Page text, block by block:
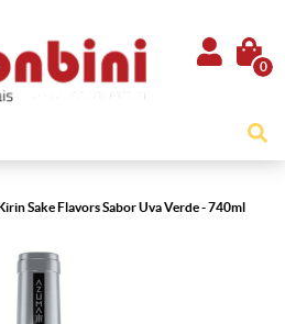
0
Sake Flavors Sabor Uva Verde - 740ml